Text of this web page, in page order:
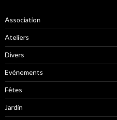
Association
Ateliers
Divers
Evénements
Fêtes
Jardin